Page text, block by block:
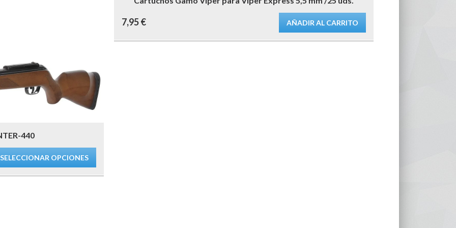
7,95€ AÑADIR AL CARRITO
440
SELECCIONAR OPCIONES